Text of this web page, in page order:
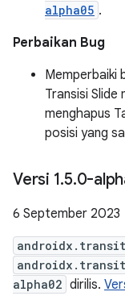
alpha05 .
Perbaikan Bug
Memperbaiki
Transisi Slide
menghapus
posisi yang
Versi 1.5.0-
6 September 2023
alpha02 dirilis.